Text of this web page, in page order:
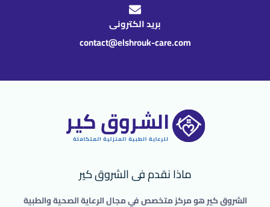
بريد الكترونى
contact@elshrouk-care.com
ماذا نقدم فى الشروق كير
الشروق كير هو مركز متخصص في مجال الرعاية الصحية والطبية